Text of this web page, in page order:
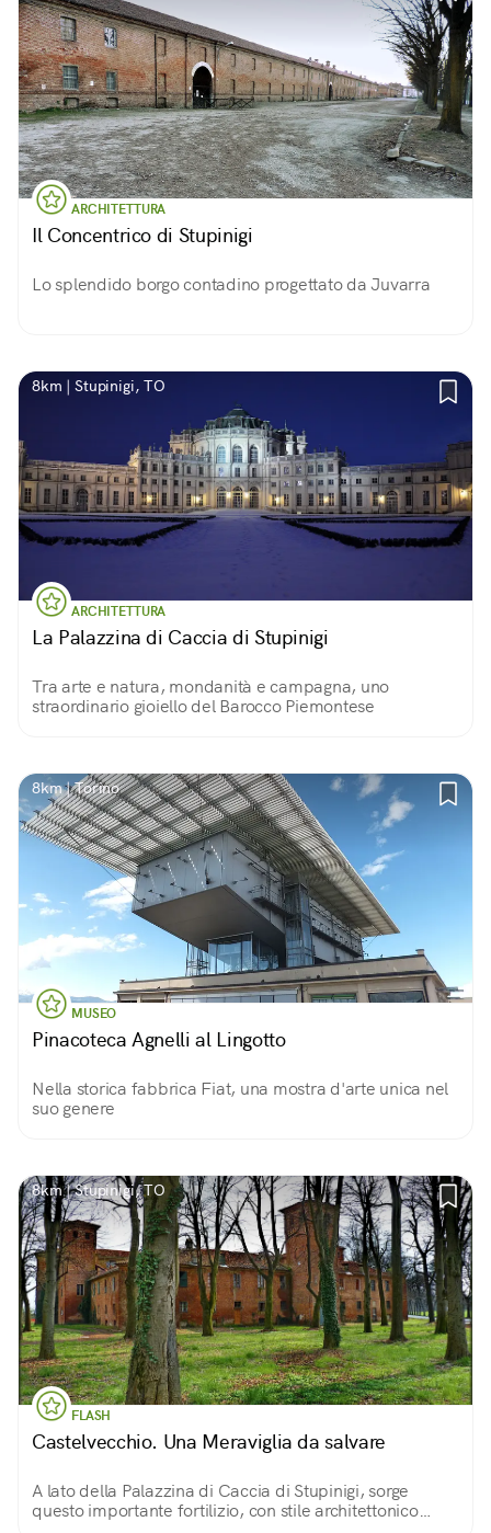
ARCHITETTURA
Il Concentrico di Stupinigi
Lo splendido borgo contadino progettato da Juvarra
8km | Stupinigi, TO
ARCHITETTURA
La Palazzina di Caccia di Stupinigi
Tra arte e natura, mondanità e campagna, uno
straordinario gioiello del Barocco Piemontese
8km | Torino
MUSEO
Pinacoteca Agnelli al Lingotto
Nella storica fabbrica Fiat, una mostra d'arte unica nel
suo genere
8km | Stupinigi, TO
FLASH
Castelvecchio. Una Meraviglia da salvare
A lato della Palazzina di Caccia di Stupinigi, sorge
questo importante fortilizio, con stile architettonico